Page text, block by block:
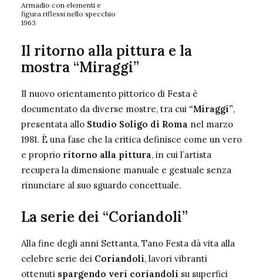
Armadio con elementi e
figura riflessi nello specchio
1963
Il ritorno alla pittura e la
mostra “Miraggi”
Il nuovo orientamento pittorico di Festa è
documentato da diverse mostre, tra cui “Miraggi”,
presentata allo Studio Soligo di Roma nel marzo
1981. È una fase che la critica definisce come un vero
e proprio ritorno alla pittura, in cui l’artista
recupera la dimensione manuale e gestuale senza
rinunciare al suo sguardo concettuale.
La serie dei “Coriandoli”
Alla fine degli anni Settanta, Tano Festa dà vita alla
celebre serie dei Coriandoli, lavori vibranti
ottenuti spargendo veri coriandoli su superfici